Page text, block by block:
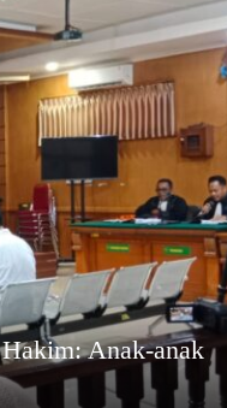
Anak-anak